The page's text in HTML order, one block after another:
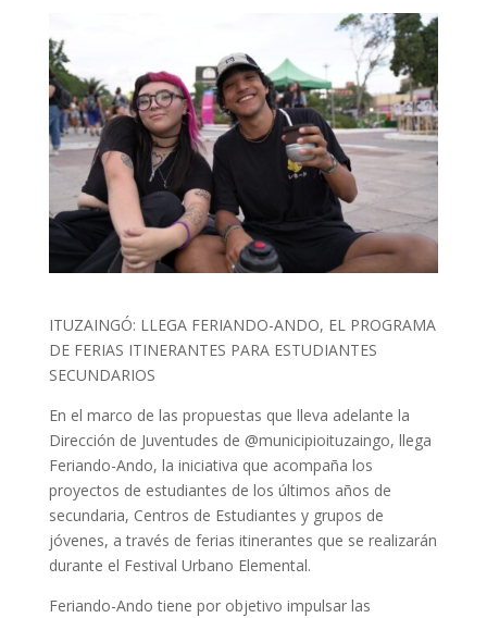
ITUZAINGÓ: LLEGA FERIANDO-ANDO, EL PROGRAMA
DE FERIAS ITINERANTES PARA ESTUDIANTES
SECUNDARIOS
En el marco de las propuestas que lleva adelante la
Dirección de Juventudes de @municipioituzaingo, llega
Feriando-Ando, la iniciativa que acompaña los
proyectos de estudiantes de los últimos años de
secundaria, Centros de Estudiantes y grupos de
jóvenes, a través de ferias itinerantes que se realizarán
durante el Festival Urbano Elemental.
Feriando-Ando tiene por objetivo impulsar las